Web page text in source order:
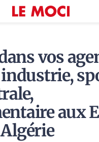
vos
industrie,
aux
Algérie